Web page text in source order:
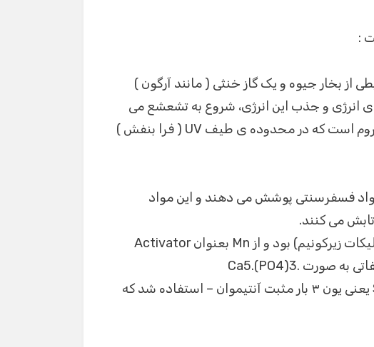
:
از بخار جیوه و یک گاز خنثی ( مانند آرگون )
ی انرژی و جذب این انرژی، شروع به تشعشع می
کند و طول موج این تشعشع ۲۵۳۷ آنگستروم است که در محدوده ی طیف UV ( فرا بنفش )
مواد فسفرسنتی پوشش می دهند و این مواد
در دهه ی ۱۹۴۰ این پوشش Zn2SiO4 (سیلیکات زیرکونیم) بود و از Mn بعنوان Activator
استفاده می کردند. بعدها یک محلول فسفاتی به صورت Ca5.(PO4)3.
(Cl,F).Sb3+ion.Mn2+ion – که Sb3+ion یعنی یون ۳ بار مثبت آنتیموان – استفاده شد که